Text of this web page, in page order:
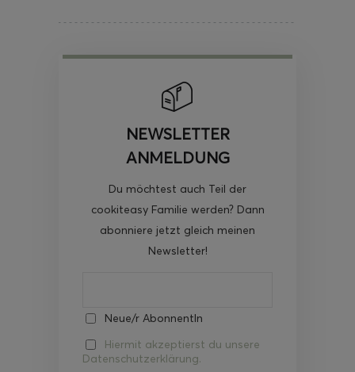
NEWSLETTER
ANMELDUNG
Du möchtest auch Teil der
cookiteasy Familie werden? Dann
abonniere jetzt gleich meinen
Newsletter!
Neue/r AbonnentIn
Hiermit akzeptierst du unsere
Datenschutzerklärung.